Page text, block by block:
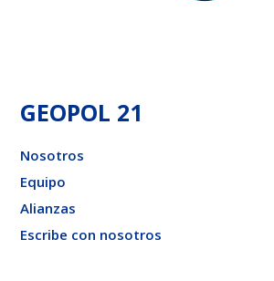
GEOPOL 21
Nosotros
Equipo
Alianzas
Escribe con nosotros